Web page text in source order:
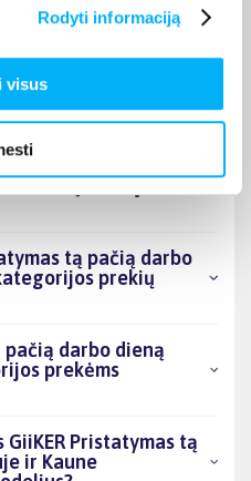
Rodyti informaciją
visus
tą pačią
kategorijos
kaina?
dieną Vilniuje ir
tą pačią darbo
prekių
pačią darbo dieną
prekėms
Pristatymas tą
ir Kaune